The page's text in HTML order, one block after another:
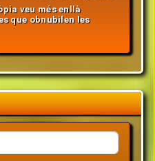
veu més enllà
que obnubilen les